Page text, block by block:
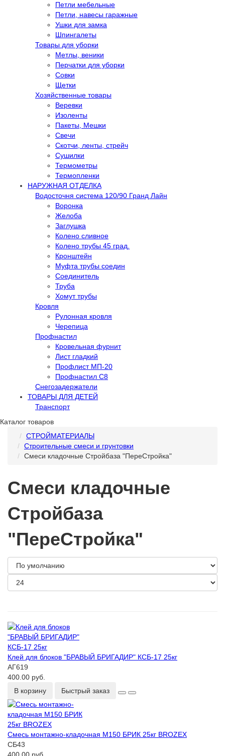
Петли мебельные
Петли, навесы гаражные
Ушки для замка
Шпингалеты
Товары для уборки
Метлы, веники
Перчатки для уборки
Совки
Щетки
Хозяйственные товары
Веревки
Изоленты
Пакеты, Мешки
Свечи
Скотчи, ленты, стрейч
Сушилки
Термометры
Термопленки
НАРУЖНАЯ ОТДЕЛКА
Водосточня система 120/90 Гранд Лайн
Воронка
Желоба
Заглушка
Колено сливное
Колено трубы 45 град.
Кронштейн
Муфта трубы соедин
Соединитель
Труба
Хомут трубы
Кровля
Рулонная кровля
Черепица
Профнастил
Кровельная фурнит
Лист гладкий
Профлист МП-20
Профнастил С8
Снегозадержатели
ТОВАРЫ ДЛЯ ДЕТЕЙ
Транспорт
Каталог товаров
СТРОЙМАТЕРИАЛЫ
Строительные смеси и грунтовки
Смеси кладочные Стройбаза "ПереСтройка"
Смеси кладочные
Стройбаза
"ПереСтройка"
Клей для блоков "БРАВЫЙ БРИГАДИР" КСБ-17 25кг
АГ619
400.00 руб.
В корзину
Быстрый заказ
Смесь монтажно-кладочная М150 БРИК 25кг BROZEX
СБ43